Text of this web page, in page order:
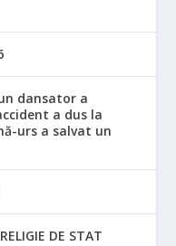
dansator a
a dus la
urs a salvat un
DE STAT